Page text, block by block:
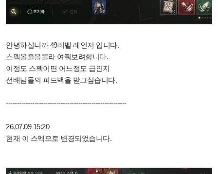
안녕하십니까 49레벨 레인저 입니다.
스펙볼줄을몰라 여쭤보려합니다.
이정도 스펙이면 어느정도 급인지
선배님들의 피드백을 받고싶습니다.
-------------------------------------------------------
26.07.09 15:20
현재 이 스펙으로 변경되었습니다.